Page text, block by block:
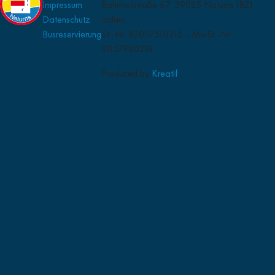
Impressum
Datenschutz
Busreservierung
Bahnhofstraße 67, 39025 Naturns (BZ)
Italien.
St.-Nr. 82007510215 - MwSt.-Nr.
01157980218
Produced by Kreatif.